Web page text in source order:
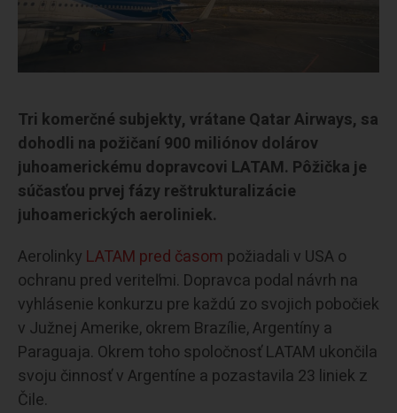
Tri komerčné subjekty, vrátane Qatar Airways, sa
dohodli na požičaní 900 miliónov dolárov
juhoamerickému dopravcovi LATAM. Pôžička je
súčasťou prvej fázy reštrukturalizácie
juhoamerických aeroliniek.
Aerolinky LATAM pred časom požiadali v USA o
ochranu pred veriteľmi. Dopravca podal návrh na
vyhlásenie konkurzu pre každú zo svojich pobočiek
v Južnej Amerike, okrem Brazílie, Argentíny a
Paraguaja. Okrem toho spoločnosť LATAM ukončila
svoju činnosť v Argentíne a pozastavila 23 liniek z
Čile.